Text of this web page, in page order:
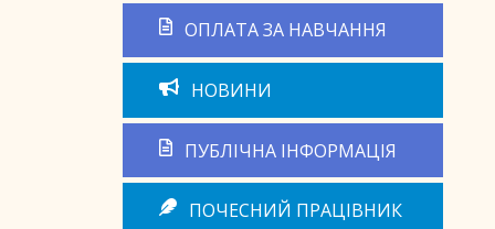
ОПЛАТА ЗА НАВЧАННЯ
НОВИНИ
ПУБЛІЧНА ІНФОРМАЦІЯ
ПОЧЕСНИЙ ПРАЦІВНИК